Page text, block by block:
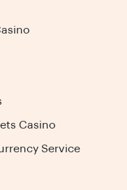
Casino
Service